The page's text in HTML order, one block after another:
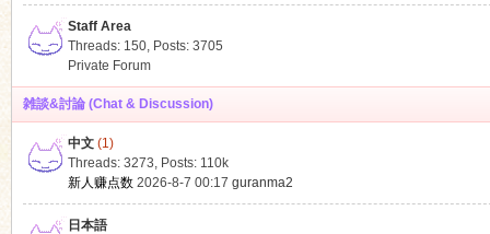
Staff Area
Threads: 150, Posts: 3705
Private Forum
雑談&討論 (Chat & Discussion)
中文(1)
Threads: 3273, Posts: 110k
新人赚点数 2026-8-7 00:17 guranma2
日本語